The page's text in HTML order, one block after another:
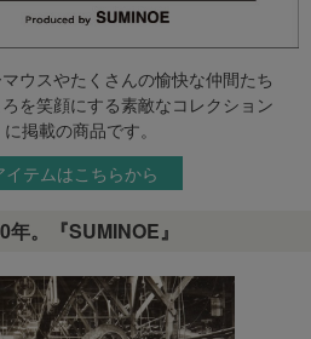
ウスやたくさんの愉快な仲間たち
を笑顔にする素敵なコレクション
掲載の商品です。
イテムはこちらから
。『SUMINOE』